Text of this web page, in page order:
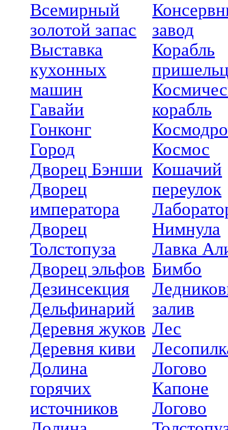
Всемирный
золотой запас
Выставка
кухонных
машин
Гавайи
Гонконг
Город
Дворец Бэнши
Дворец
императора
Дворец
Толстопуза
Дворец эльфов
Дезинсекция
Дельфинарий
Деревня жуков
Деревня киви
Долина
горячих
источников
завод
Корабль
корабль
Космос
Кошачий
переулок
Нимнула
Лавка
Бимбо
залив
Лес
Логово
Капоне
Логово